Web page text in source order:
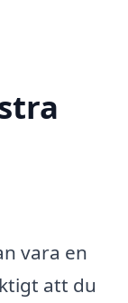
vara en
att du